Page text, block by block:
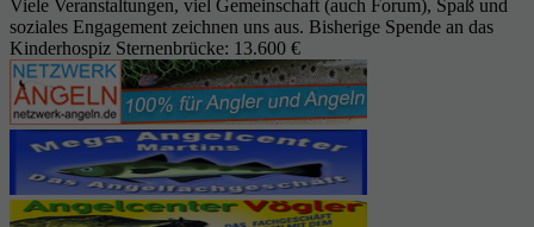
Viele Veranstaltungen, viel Gemeinschaft (auch Forum), Spaß und
soziales Engagement zeichnen uns aus. Bisherige Spende an das
Kinderhospiz Sternenbrücke: 13.600 €